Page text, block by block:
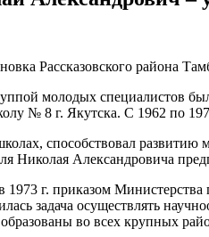
Рассказовского района
молодых специалистов
№ 8 г. Якутска. С 1962 по
способствовал развитию
Николая Александровича
1973 г. приказом
задача осуществлять
во всех крупных